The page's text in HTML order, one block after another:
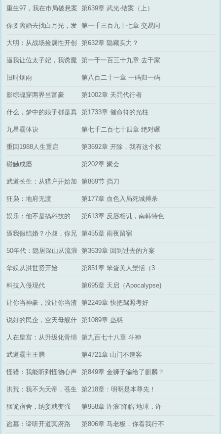
重生97，我在市局破悬案 第639章 武光·结案（上）
你要离婚去找白月光，发 第一千三百九十七章 交易同
大明：从战场捡属性开创
第632章 隐藏实力？
逼我让位太子妃，我诱魔 第一千一百三十九章:去千家
旧时烟雨 第八百二十一章 一码归一码
影综魂穿两界当富豪 第1002章 天罚代行者
什么，梦中的娘子都是真 第1733章 催命符的光柱
九星霸体诀
第七千二百七十四章 绝对碾
重回1988人生重启
第3692章 开除，我有这个权
碰触成瘾 第202章 聚会
武道长生：从猎户开始加
第869节 挡刀
狂枭：地府无渡
第177章 血色入局死城搏杀
娱乐：他不是搞科技的
第613章 反唇相讥，南韩特色
逼我假结婚？小叔，你兄 第455章 雨夜留宿
50年代：隐居深山从流浪 第3639章 回到过去的方案
华娱从洪世贤开始
第851章 笨蛋美人景恬（3
科技入侵现代 第695章 天启（Apocalypse)
让你当神豪，没让你当渣
第2249章 快把驾照考好
说好的民企，空天母舰什 第1089章 蛊惑
人在皇宫：从升级化骨绵
第九百七十八章 斗神
武道霸主王腾 第4721章 山门不速客
怪猎：我能听到怪物心声 第849章 金狮子输给了麒麟？
洪荒：我不为天帝，苍生
第218章：明明是本尊先！
猛诡宿舍，纳妾就变强
第958章 许浪“降临”地球，许
盗墓：谛听开道冥府路
第806章 马老板，你看我行不